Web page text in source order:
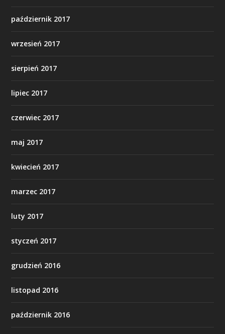
październik 2017
wrzesień 2017
sierpień 2017
lipiec 2017
czerwiec 2017
maj 2017
kwiecień 2017
marzec 2017
luty 2017
styczeń 2017
grudzień 2016
listopad 2016
październik 2016